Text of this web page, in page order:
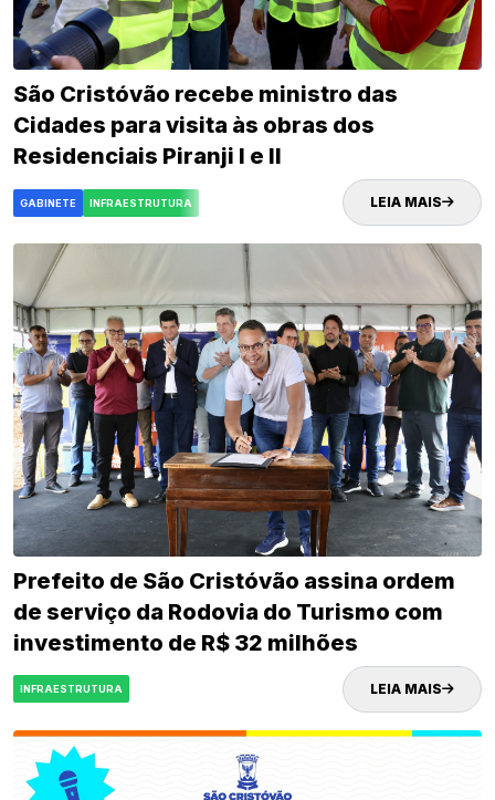
São Cristóvão recebe ministro das
Cidades para visita às obras dos
Residenciais Piranji I e II
GABINETE INFRAESTRUTURA LEIA MAIS
Prefeito de São Cristóvão assina ordem
de serviço da Rodovia do Turismo com
investimento de R$ 32 milhões
INFRAESTRUTURA LEIA MAIS